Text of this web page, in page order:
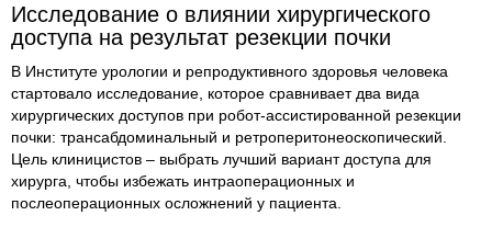
Исследование о влиянии хирургического
доступа на результат резекции почки
В Институте урологии и репродуктивного здоровья человека
стартовало исследование, которое сравнивает два вида
хирургических доступов при робот-ассистированной резекции
почки: трансабдоминальный и ретроперитонеоскопический.
Цель клиницистов – выбрать лучший вариант доступа для
хирурга, чтобы избежать интраоперационных и
послеоперационных осложнений у пациента.